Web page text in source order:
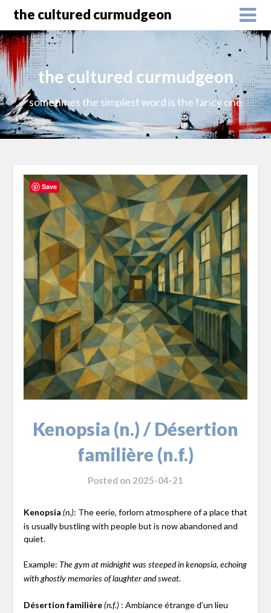
the cultured curmudgeon
the cultured curmudgeon
sometimes the simplest word is the fancy one
Kenopsia (n.) / Désertion
familière (n.f.)
Posted on 2025-04-21
Kenopsia (n.): The eerie, forlorn atmosphere of a place that
is usually bustling with people but is now abandoned and
quiet.
Example: The gym at midnight was steeped in kenopsia, echoing
with ghostly memories of laughter and sweat.
Désertion familière (n.f.) : Ambiance étrange d’un lieu
Save